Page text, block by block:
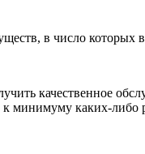
в число которых
качественное
к минимуму каких-либо